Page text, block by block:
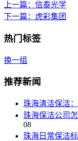
上一篇 ：信泰光学
下一篇 ：虎彩集团
热门标签
换一组
推荐新闻
珠海清洁保洁
珠海保洁公司
08
珠海日常保洁